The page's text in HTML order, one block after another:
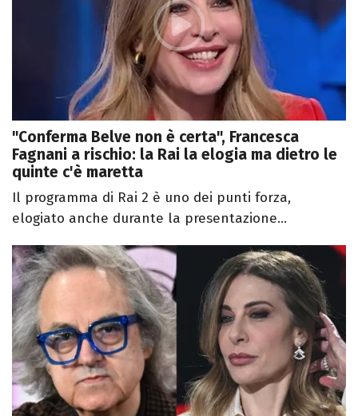
"Conferma Belve non è certa", Francesca
Fagnani a rischio: la Rai la elogia ma dietro le
quinte c'è maretta
Il programma di Rai 2 è uno dei punti forza,
elogiato anche durante la presentazione...